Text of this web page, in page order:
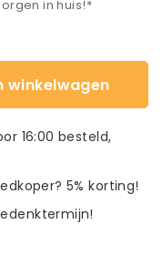
in huis!*
winkelwagen
16:00 besteld,
5% korting!